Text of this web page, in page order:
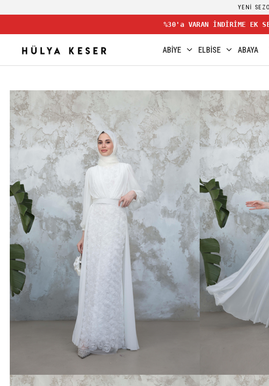
YENİ
%30'a VARAN İNDİRİME EK
ABİYE ELBİSE ABAYA